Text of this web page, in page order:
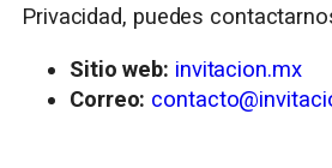
Privacidad, puedes
Sitio web: invitacion.mx
Correo: